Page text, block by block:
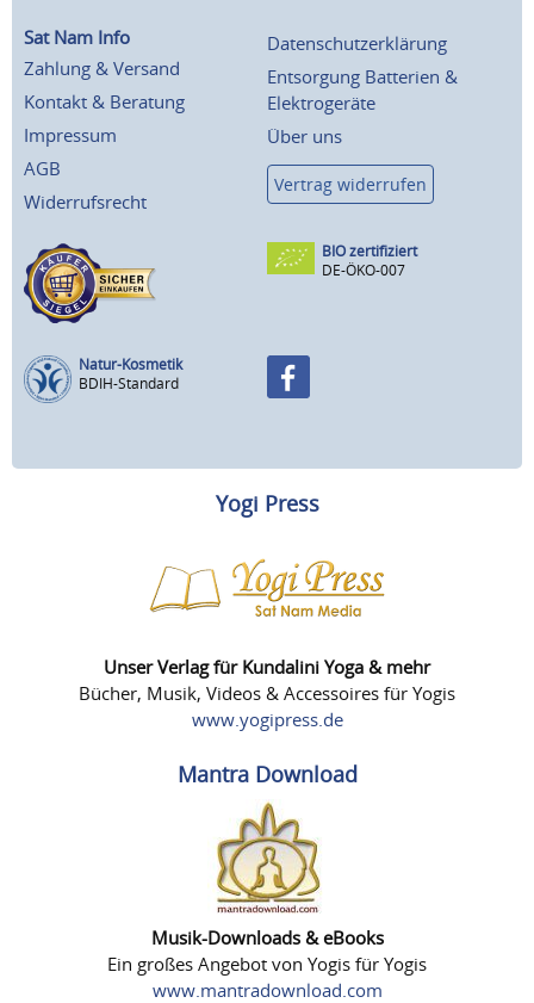
Sat Nam Info
Zahlung & Versand
Kontakt & Beratung
Impressum
AGB
Widerrufsrecht
Datenschutzerklärung
Entsorgung Batterien &
Elektrogeräte
Über uns
Vertrag widerrufen
BIO zertifiziert
DE-ÖKO-007
Natur-Kosmetik
BDIH-Standard
Yogi Press
Unser Verlag für Kundalini Yoga & mehr
Bücher, Musik, Videos & Accessoires für Yogis
www.yogipress.de
Mantra Download
Musik-Downloads & eBooks
Ein großes Angebot von Yogis für Yogis
www.mantradownload.com